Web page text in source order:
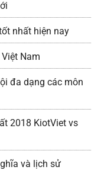
nhất hiện nay
Nam
đa dạng các môn
2018 KiotViet vs
và lịch sử